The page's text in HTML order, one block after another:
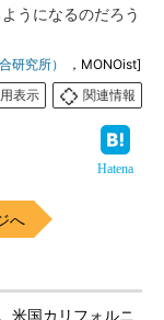
うになるのだろう
研究所）
，MONOist]
表示
関連情報
Hatena
へ
米国カリフォルニ